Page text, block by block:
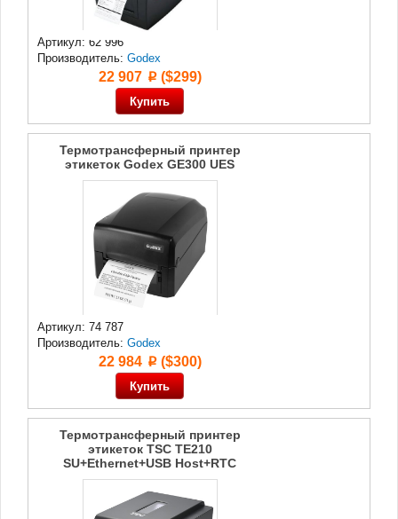
Артикул: 62 996
Производитель: Godex
22 907 p($299)
Термотрансферный принтер
этикеток Godex GE300 UES
Артикул: 74 787
Производитель: Godex
22 984 p($300)
Термотрансферный принтер
этикеток TSC TE210
SU+Ethernet+USB Host+RTC